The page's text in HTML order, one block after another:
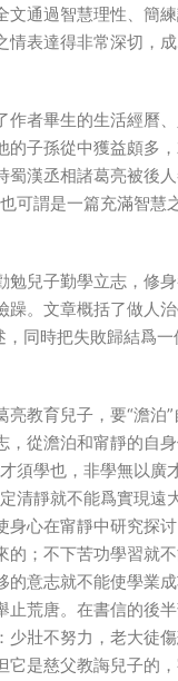
文通過智慧理性、簡
情表達得非常深切，
作者畢生的生活經曆
的子孫從中獲益頗多
蜀漢丞相諸葛亮被後
可謂是一篇充滿智慧
勉兒子勤學立志，修
躁。文章概括了做人
，同時把失敗歸結爲一
教育兒子，要“澹泊”
從澹泊和甯靜的自身
須學也，非學無以廣
清靜就不能爲實現遠
身心在甯靜中研究探
的；不下苦功學習就
的意志就不能使學業
止荒唐。在書信的後
少壯不努力，老大徒
它是慈父教誨兒子的